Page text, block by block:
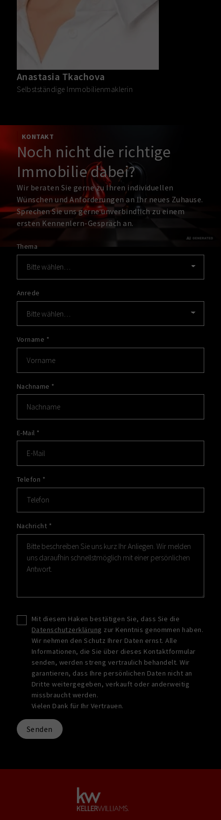
Anastasia Tkachova
Selbstständige Immobilienmaklerin
KONTAKT
Noch nicht die richtige
Immobilie dabei?
Wir beraten Sie gerne zu Ihren individuellen
Wünschen und Anforderungen an Ihr neues Zuhause.
Sprechen Sie uns gerne unverbindlich zu einem
ersten Kennenlern-Gespräch an.
Thema
Anrede
Vorname *
Nachname *
E-Mail *
Telefon *
Nachricht *
Mit diesem Haken bestätigen Sie, dass Sie die
Datenschutzerklärung zur Kenntnis genommen haben.
Wir nehmen den Schutz Ihrer Daten ernst. Alle
Informationen, die Sie über dieses Kontaktformular
senden, werden streng vertraulich behandelt. Wir
garantieren, dass Ihre persönlichen Daten nicht an
Dritte weitergegeben, verkauft oder anderweitig
missbraucht werden.
Vielen Dank für Ihr Vertrauen.
Senden